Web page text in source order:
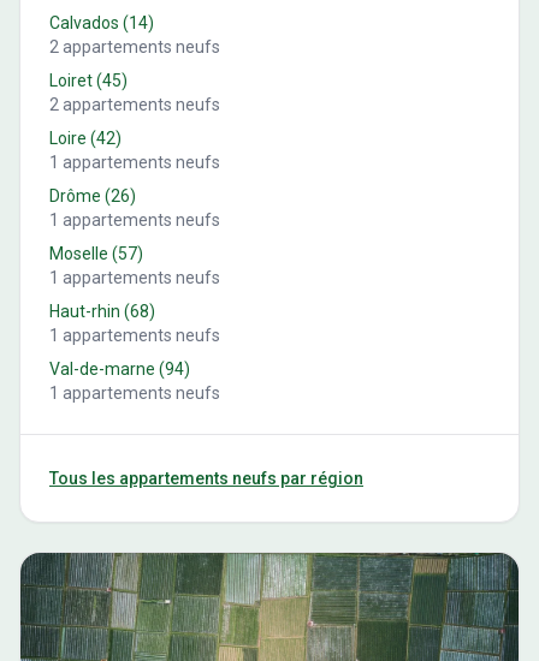
Calvados (14)
2 appartements neufs
Loiret(45)
2 appartements neufs
Loire (42)
1 appartements neufs
Drôme (26)
1 appartements neufs
Moselle (57)
1 appartements neufs
Haut-rhin (68)
1 appartements neufs
Val-de-marne (94)
1 appartements neufs
Tous les appartements neufs par région